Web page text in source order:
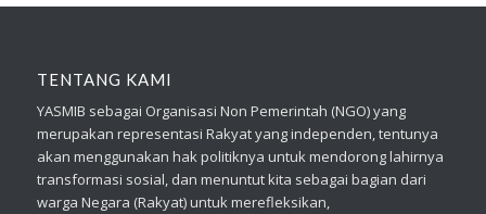
TENTANG KAMI
YASMIB sebagai Organisasi Non Pemerintah (NGO) yang
merupakan representasi Rakyat yang independen, tentunya
akan menggunakan hak politiknya untuk mendorong lahirnya
transformasi sosial, dan menuntut kita sebagai bagian dari
warga Negara (Rakyat) untuk merefleksikan,